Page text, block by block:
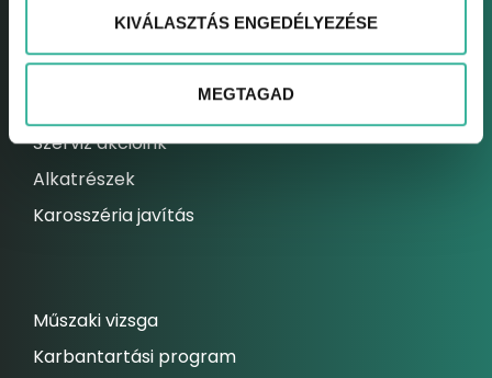
KIVÁLASZTÁS ENGEDÉLYEZÉSE
MEGTAGAD
Elektromos autó szerviz
Kárrendezési centrum
Állandó szolgáltatásaink
Szerviz akcióink
Alkatrészek
Karosszéria javítás
Műszaki vizsga
Karbantartási program